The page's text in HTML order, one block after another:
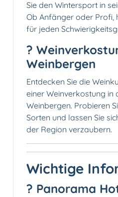
Sie den Wintersport in
Ob Anfänger oder Profi,
für jeden
?
Weinbergen
Entdecken Sie die
einer Weinverkostung in
Weinbergen. Probieren
Sorten und lassen Sie
der Region verzaubern.
Wichtige
? Panorama